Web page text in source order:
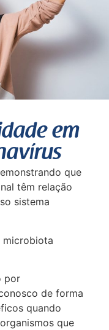
em
que
têm relação
sistema
microbiota
por
de forma
quando
que